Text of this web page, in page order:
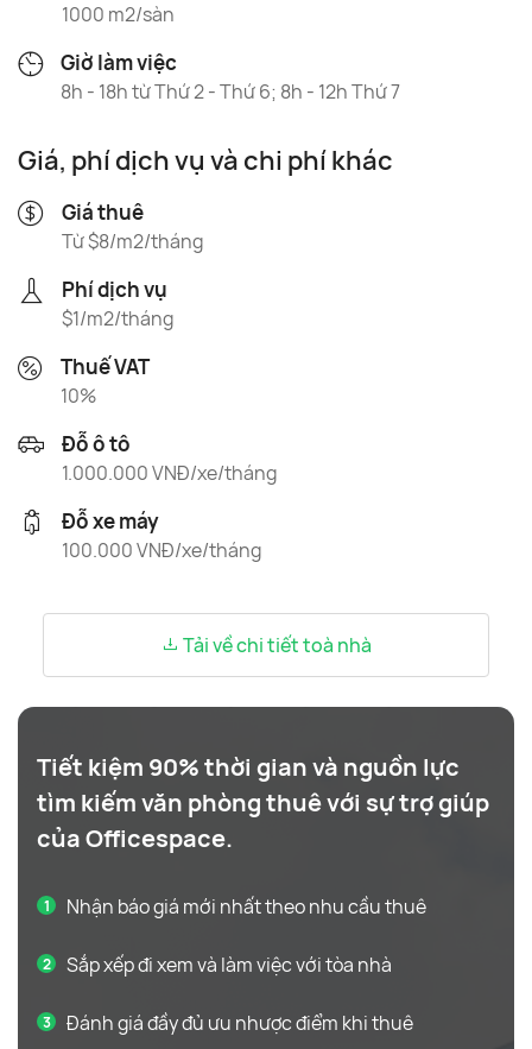
1000 m2/sàn
Giờ làm việc
8h - 18h từ Thứ 2 - Thứ 6; 8h - 12h Thứ 7
Giá, phí dịch vụ và chi phí khác
Giá thuê
Từ $8/m2/tháng
Phí dịch vụ
$1/m2/tháng
Thuế VAT
10%
Đỗ ô tô
1.000.000 VNĐ/xe/tháng
Đỗ xe máy
100.000 VNĐ/xe/tháng
Tải về chi tiết toà nhà
Tiết kiệm 90% thời gian và nguồn lực
tìm kiếm văn phòng thuê với sự trợ giúp
của Officespace.
Nhận báo giá mới nhất theo nhu cầu thuê
Sắp xếp đi xem và làm việc với tòa nhà
Đánh giá đầy đủ ưu nhược điểm khi thuê